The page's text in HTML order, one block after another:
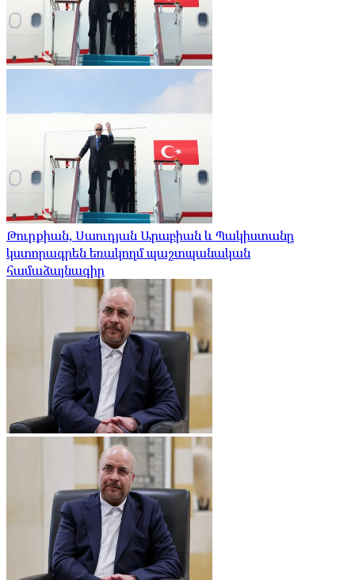
Թուրքիան, Սաուդյան Արաբիան և Պակիստանը
կստորագրեն եռակողմ պաշտպանական
համաձայնագիր